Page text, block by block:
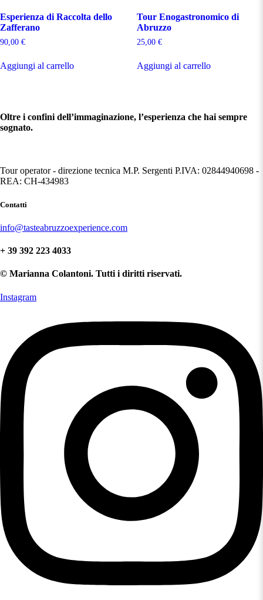
Esperienza di Raccolta dello
Zafferano
90,00 €
Aggiungi al carrello
Tour Enogastronomico di
Abruzzo
25,00 €
Aggiungi al carrello
Oltre i confini dell’immaginazione, l’esperienza che hai sempre
sognato.
Tour operator - direzione tecnica M.P. Sergenti P.IVA: 02844940698 -
REA: CH-434983
Contatti
info@tasteabruzzoexperience.com
+ 39 392 223 4033
© Marianna Colantoni. Tutti i diritti riservati.
Instagram